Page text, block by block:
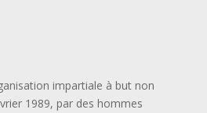
impartiale à but non
1989, par des hommes